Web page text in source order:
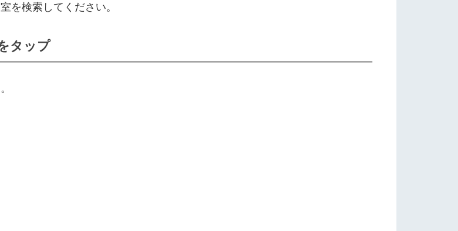
を検索してください。
タップ